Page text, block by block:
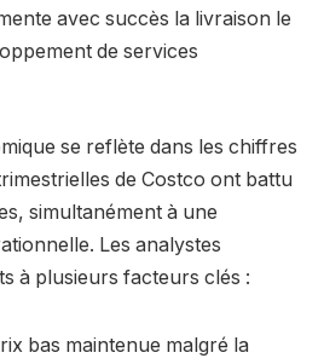
avec succès la livraison le
de services
se reflète dans les chiffres
de Costco ont battu
simultanément à une
Les analystes
à plusieurs facteurs clés :
bas maintenue malgré la